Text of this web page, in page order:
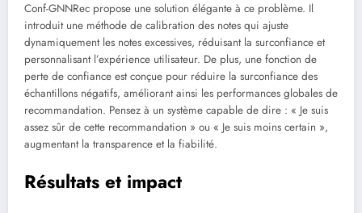
Conf-GNNRec propose une solution élégante à ce problème. Il
introduit une méthode de calibration des notes qui ajuste
dynamiquement les notes excessives, réduisant la surconfiance et
personnalisant l’expérience utilisateur. De plus, une fonction de
perte de confiance est conçue pour réduire la surconfiance des
échantillons négatifs, améliorant ainsi les performances globales de
recommandation. Pensez à un système capable de dire : « Je suis
assez sûr de cette recommandation » ou « Je suis moins certain »,
augmentant la transparence et la fiabilité.
Résultats et impact